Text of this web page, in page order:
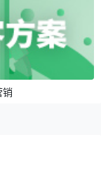
销